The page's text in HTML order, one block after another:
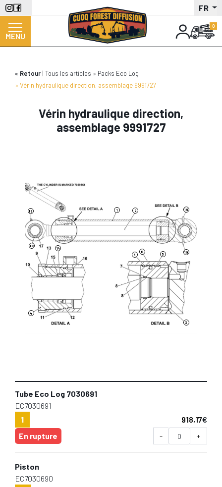
Aller
au
contenu
principal
FR
MENU
Retour Tous les articles
Packs Eco Log
Vérin hydraulique direction, assemblage 9991727
Vérin hydraulique direction,
assemblage 9991727
5
5
18
19 19
19
4
6
14
2
3
1
Tube Eco Log 7030691
EC7030691
1
918,17€
En rupture
- +
Piston
EC7030690